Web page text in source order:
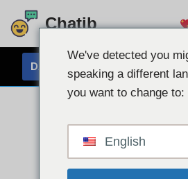
Przejdź
treści
Chatib
DARMOWY CZAT PRZEZ KAMĘ
We've detected you
speaking a different
you want to change to:
English